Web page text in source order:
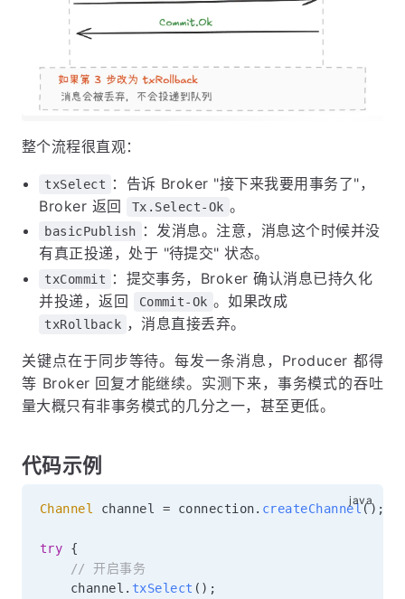
整个流程很直观：
txSelect
：告诉 Broker "接下来我要用事务了"，
Broker 返回
Tx.Select-Ok 。
basicPublish
：发消息。注意，消息这个时候并没
有真正投递，处于 "待提交" 状态。
txCommit
：提交事务，Broker 确认消息已持久化
并投递，返回
Commit-Ok 。如果改成
txRollback ，消息直接丢弃。
关键点在于同步等待。每发一条消息，Producer 都得
等 Broker 回复才能继续。实测下来，事务模式的吞吐
量大概只有非事务模式的几分之一，甚至更低。
代码示例
Channel channel = connection. createChannel() ;
try
{
// 开启事务
    channel
. txSelect ( ) ;